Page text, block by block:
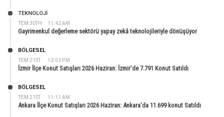
TEM 30TH 11:42 AM
TEKNOLOJİ
Gayrimenkul değerleme sektörü yapay zekâ teknolojileriyle dönüşüyor
TEM 21ST 12:02 PM
BÖLGESEL
İzmir İlçe Konut Satışları 2026 Haziran: İzmir’de 7.791 Konut Satıldı
TEM 21ST 11:11 AM
BÖLGESEL
Ankara İlçe Konut Satışları 2026 Haziran: Ankara’da 11.699 konut Satıldı